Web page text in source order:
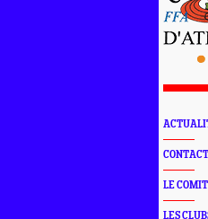
CONTACT
LE
LES